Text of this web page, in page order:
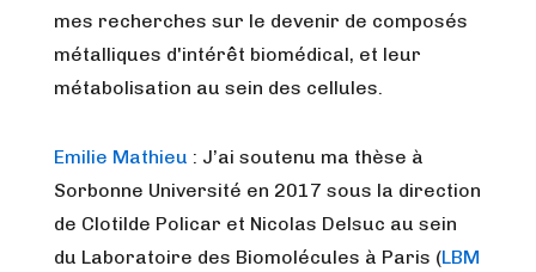
mes recherches sur le devenir de composés
métalliques d'intérêt biomédical, et leur
métabolisation au sein des cellules.
Emilie Mathieu : J’ai soutenu ma thèse à
Sorbonne Université en 2017 sous la direction
de Clotilde Policar et Nicolas Delsuc au sein
du Laboratoire des Biomolécules à Paris (LBM